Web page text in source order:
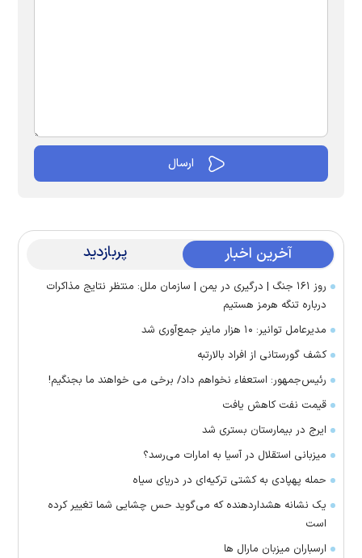
آخرین اخبار پربازدید
روز ۱۶۱ جنگ | درگیری در یمن | سازمان ملل: منتظر نتایج مذاکرات
درباره تنگه هرمز هستیم
مدیرعامل توانیر: ۱۰ هزار ماینر جمع‌آوری شد
کشف گورستانی از افراد بالارتبه
رئیس‌جمهور: استعفاء نخواهم داد/ برخی می خواهند ما بجنگیم!
قیمت نفت کاهش یافت
ایرج در بیمارستان بستری شد
میزبانی استقلال در آسیا به امارات می‌رسد؟
حمله پهپادی به کشتی ترکیه‌ای در دریای سیاه
یک نشانه هشداردهنده که می‌گوید حس چشایی شما تغییر کرده
است
ارسباران میزبان مارال ها